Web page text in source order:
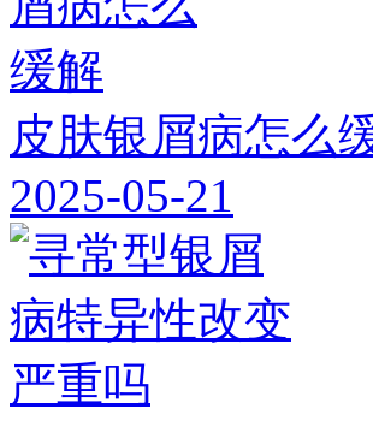
皮肤银屑病怎么
2025-05-21